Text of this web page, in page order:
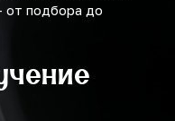
от подбора до